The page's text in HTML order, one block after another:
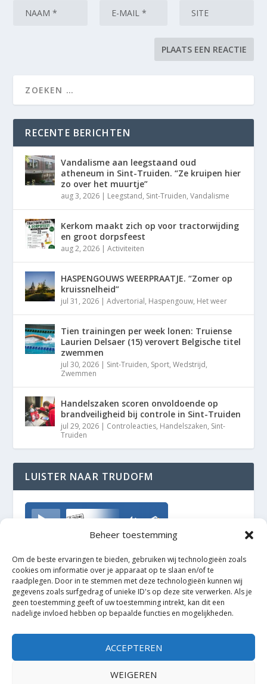
Beheer toestemming
Om de beste ervaringen te bieden, gebruiken wij technologieën zoals
cookies om informatie over je apparaat op te slaan en/of te
raadplegen. Door in te stemmen met deze technologieën kunnen wij
gegevens zoals surfgedrag of unieke ID's op deze site verwerken. Als je
geen toestemming geeft of uw toestemming intrekt, kan dit een
nadelige invloed hebben op bepaalde functies en mogelijkheden.
ACCEPTEREN
WEIGEREN
RECENTE BERICHTEN
Vandalisme aan leegstaand oud
atheneum in Sint-Truiden. “Ze kruipen hier
zo over het muurtje”
aug 3, 2026 | Leegstand, Sint-Truiden,Vandalisme
Kerkom maakt zich op voor tractorwijding
en groot dorpsfeest
aug 2, 2026 |Activiteiten
HASPENGOUWS WEERPRAATJE. “Zomer op
kruissnelheid”
jul 31, 2026 |Advertorial, Haspengouw, Het weer
Tien trainingen per week lonen: Truiense
Laurien Delsaer (15) verovert Belgische titel
zwemmen
jul 30, 2026 | Sint-Truiden, Sport,Wedstrijd,
Zwemmen
Handelszaken scoren onvoldoende op
brandveiligheid bij controle in Sint-Truiden
jul 29, 2026 | Controleacties, Handelszaken, Sint-
Truiden
LUISTER NAAR TRUDOFM
TrudoFM